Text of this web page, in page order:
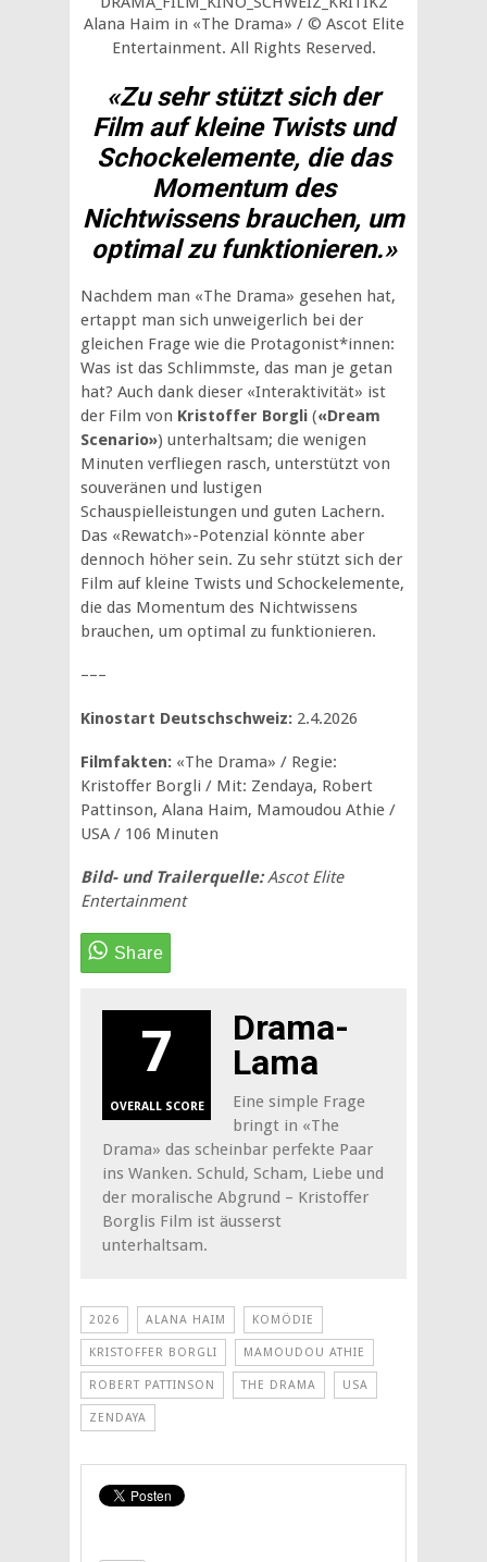
Alana Haim in «The Drama» / © Ascot Elite
Entertainment. All Rights Reserved.
«Zu sehr stützt sich der
Film auf kleine Twists und
Schockelemente, die das
Momentum des
Nichtwissens brauchen, um
optimal zu funktionieren.»
Nachdem man «The Drama» gesehen hat,
ertappt man sich unweigerlich bei der
gleichen Frage wie die Protagonist*innen:
Was ist das Schlimmste, das man je getan
hat? Auch dank dieser «Interaktivität» ist
der Film von Kristoffer Borgli («Dream
Scenario») unterhaltsam; die wenigen
Minuten verfliegen rasch, unterstützt von
souveränen und lustigen
Schauspielleistungen und guten Lachern.
Das «Rewatch»-Potenzial könnte aber
dennoch höher sein. Zu sehr stützt sich der
Film auf kleine Twists und Schockelemente,
die das Momentum des Nichtwissens
brauchen, um optimal zu funktionieren.
–––
Kinostart Deutschschweiz: 2.4.2026
Filmfakten: «The Drama» / Regie:
Kristoffer Borgli / Mit: Zendaya, Robert
Pattinson, Alana Haim, Mamoudou Athie /
USA / 106 Minuten
Bild- und Trailerquelle:Ascot Elite
Entertainment
7
OVERALL SCORE
Drama-
Lama
Eine simple Frage
bringt in «The
Drama» das scheinbar perfekte Paar
ins Wanken. Schuld, Scham, Liebe und
der moralische Abgrund – Kristoffer
Borglis Film ist äusserst
unterhaltsam.
2026 ALANA HAIM KOMÖDIE
KRISTOFFER BORGLI MAMOUDOU ATHIE
ROBERT PATTINSON THE DRAMA USA
ZENDAYA